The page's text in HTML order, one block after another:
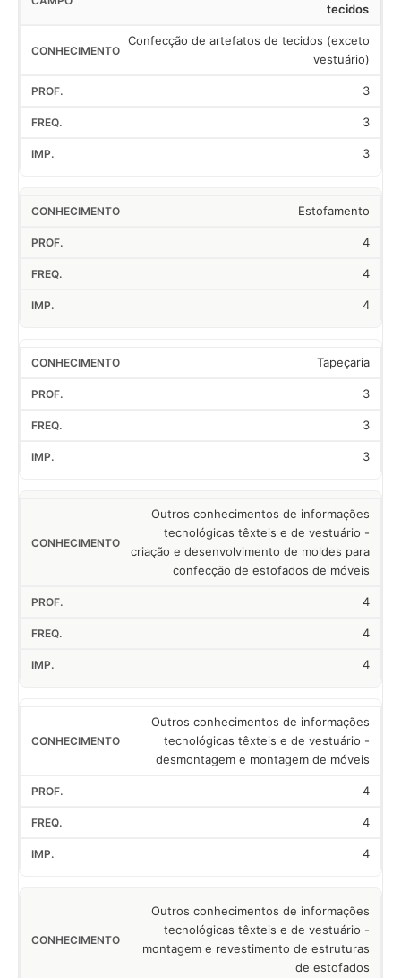
tecidos
Confecção de artefatos de tecidos (exceto
vestuário)
3
3
3
Estofamento
4
4
4
Tapeçaria
3
3
3
Outros conhecimentos de informações
tecnológicas têxteis e de vestuário -
criação e desenvolvimento de moldes para
confecção de estofados de móveis
4
4
4
Outros conhecimentos de informações
tecnológicas têxteis e de vestuário -
desmontagem e montagem de móveis
4
4
4
Outros conhecimentos de informações
tecnológicas têxteis e de vestuário -
montagem e revestimento de estruturas
de estofados